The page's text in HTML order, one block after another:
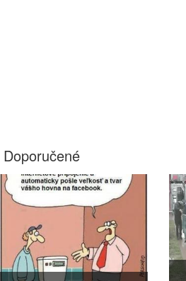
Doporučené